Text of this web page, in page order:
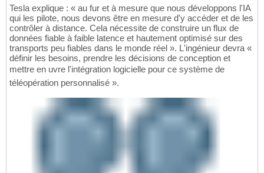
Tesla explique : « au fur et à mesure que nous développons l'IA
qui les pilote, nous devons être en mesure d'y accéder et de les
contrôler à distance. Cela nécessite de construire un flux de
données fiable à faible latence et hautement optimisé sur des
transports peu fiables dans le monde réel ». L'ingénieur devra «
définir les besoins, prendre les décisions de conception et
mettre en uvre l'intégration logicielle pour ce système de
téléopération personnalisé ».